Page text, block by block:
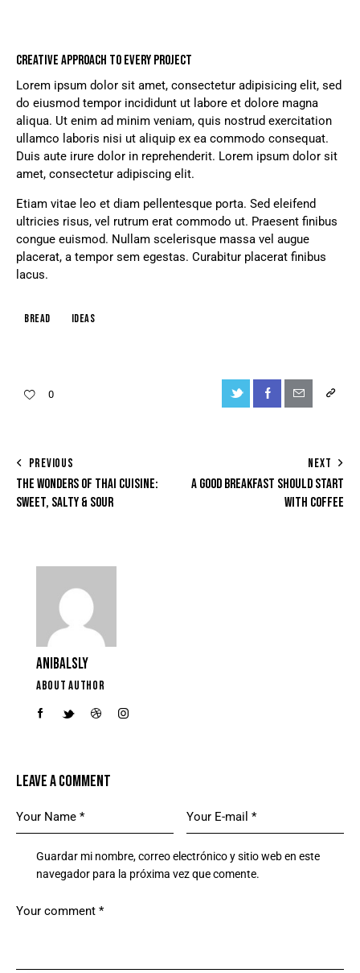
CREATIVE APPROACH TO EVERY PROJECT
Lorem ipsum dolor sit amet, consectetur adipisicing elit, sed
do eiusmod tempor incididunt ut labore et dolore magna
aliqua. Ut enim ad minim veniam, quis nostrud exercitation
ullamco laboris nisi ut aliquip ex ea commodo consequat.
Duis aute irure dolor in reprehenderit. Lorem ipsum dolor sit
amet, consectetur adipiscing elit.
Etiam vitae leo et diam pellentesque porta. Sed eleifend
ultricies risus, vel rutrum erat commodo ut. Praesent finibus
congue euismod. Nullam scelerisque massa vel augue
placerat, a tempor sem egestas. Curabitur placerat finibus
lacus.
Bread Ideas
0
PREVIOUS
THE WONDERS OF THAI CUISINE:
SWEET, SALTY & SOUR
NEXT
A GOOD BREAKFAST SHOULD START
WITH COFFEE
ANIBALSLY
ABOUT AUTHOR
LEAVE A COMMENT
Guardar mi nombre, correo electrónico y sitio web en este
navegador para la próxima vez que comente.